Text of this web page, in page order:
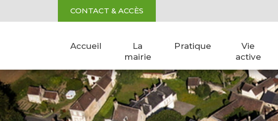
CONTACT & ACCÈS
Accueil
La
mairie
Pratique
Vie
active
Cookies management panel